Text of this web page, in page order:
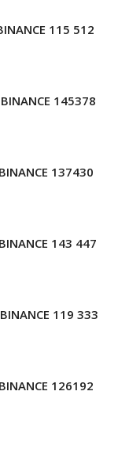
115 512
145378
137430
143 447
119 333
126192